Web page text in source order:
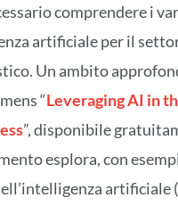
comprendere i
artificiale per il
Un ambito
“Leveraging AI in
”, disponibile
esplora, con
artificiale